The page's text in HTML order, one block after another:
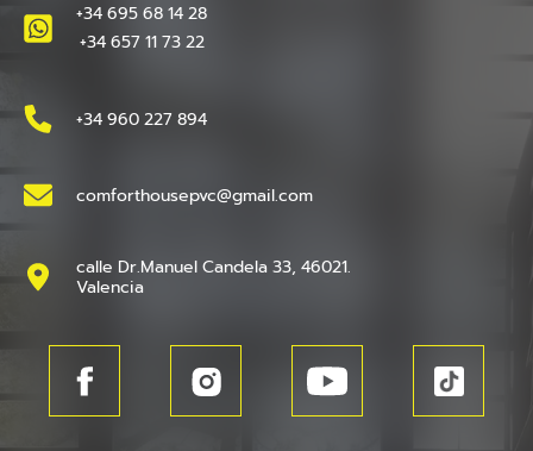
+34 695 68 14 28
+34 657 11 73 22
+34 960 227 894
comforthousepvc@gmail.com
calle Dr.Manuel Candela 33, 46021.
Valencia